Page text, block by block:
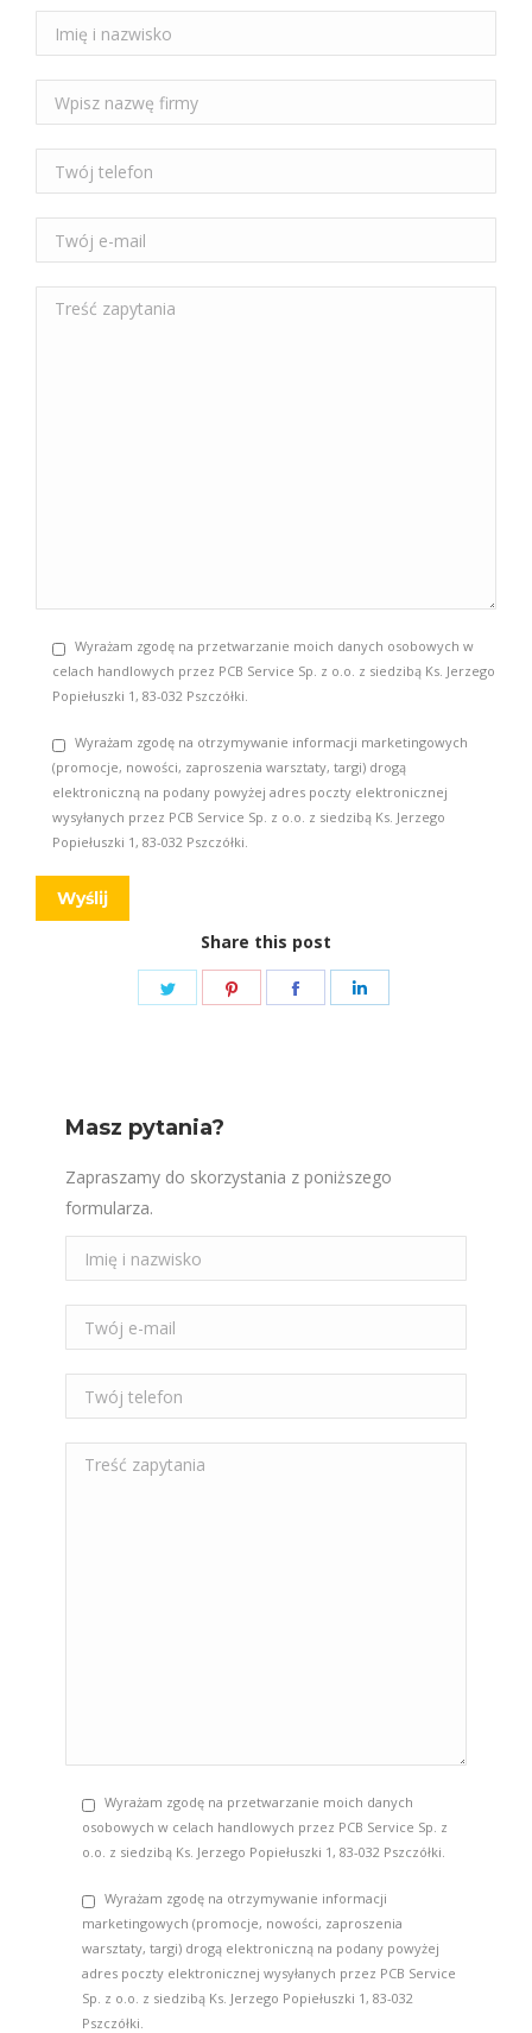
Wyrażam zgodę na przetwarzanie moich danych osobowych w
celach handlowych przez PCB Service Sp. z o.o. z siedzibą Ks. Jerzego
Popiełuszki 1, 83-032 Pszczółki.
Wyrażam zgodę na otrzymywanie informacji marketingowych
(promocje, nowości, zaproszenia warsztaty, targi) drogą
elektroniczną na podany powyżej adres poczty elektronicznej
wysyłanych przez PCB Service Sp. z o.o. z siedzibą Ks. Jerzego
Popiełuszki 1, 83-032 Pszczółki.
Share this post
Share
Share
Share
Masz pytania?
Zapraszamy do skorzystania z poniższego
formularza.
Wyrażam zgodę na przetwarzanie moich danych
osobowych w celach handlowych przez PCB Service Sp. z
o.o. z siedzibą Ks. Jerzego Popiełuszki 1, 83-032 Pszczółki.
Wyrażam zgodę na otrzymywanie informacji
marketingowych (promocje, nowości, zaproszenia
warsztaty, targi) drogą elektroniczną na podany powyżej
adres poczty elektronicznej wysyłanych przez PCB Service
Sp. z o.o. z siedzibą Ks. Jerzego Popiełuszki 1, 83-032
Pszczółki.